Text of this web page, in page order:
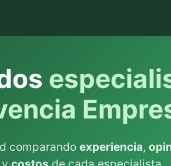
comparando experiencia,